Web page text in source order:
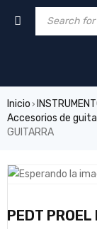
Inicio ›
Accesorios de
GUITARRA
PEDT